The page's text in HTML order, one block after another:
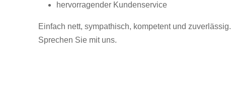
hervorragender Kundenservice
Einfach nett, sympathisch, kompetent und zuverlässig.
Sprechen Sie mit uns.